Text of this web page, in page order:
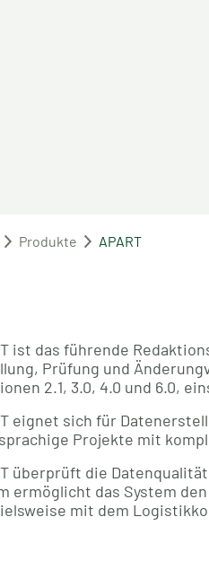
Produkte APART
ist das führende
Prüfung und
2.1, 3.0, 4.0 und 6.0,
eignet sich für
Projekte mit
überprüft die
ermöglicht das System
mit dem